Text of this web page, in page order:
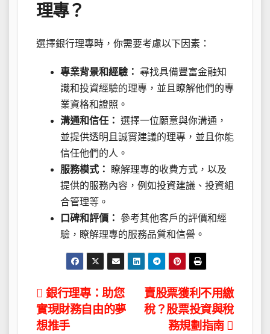
理專？
選擇銀行理專時，你需要考慮以下因素：
專業背景和經驗： 尋找具備豐富金融知
識和投資經驗的理專，並且瞭解他們的專
業資格和證照。
溝通和信任： 選擇一位願意與你溝通，
並提供透明且誠實建議的理專，並且你能
信任他們的人。
服務模式：
瞭解理專的收費方式，以及
提供的服務內容，例如投資建議、投資組
合管理等。
口碑和評價： 參考其他客戶的評價和經
驗，瞭解理專的服務品質和信譽。
文
章
賣股票獲利不用繳
稅？股票投資與稅
務規劃指南
銀行理專：助您
實現財務自由的夢
想推手